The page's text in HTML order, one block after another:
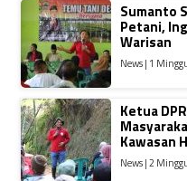
Sumanto
Petani,
Warisan
News | 1
Ketua
Kawasan
News | 2